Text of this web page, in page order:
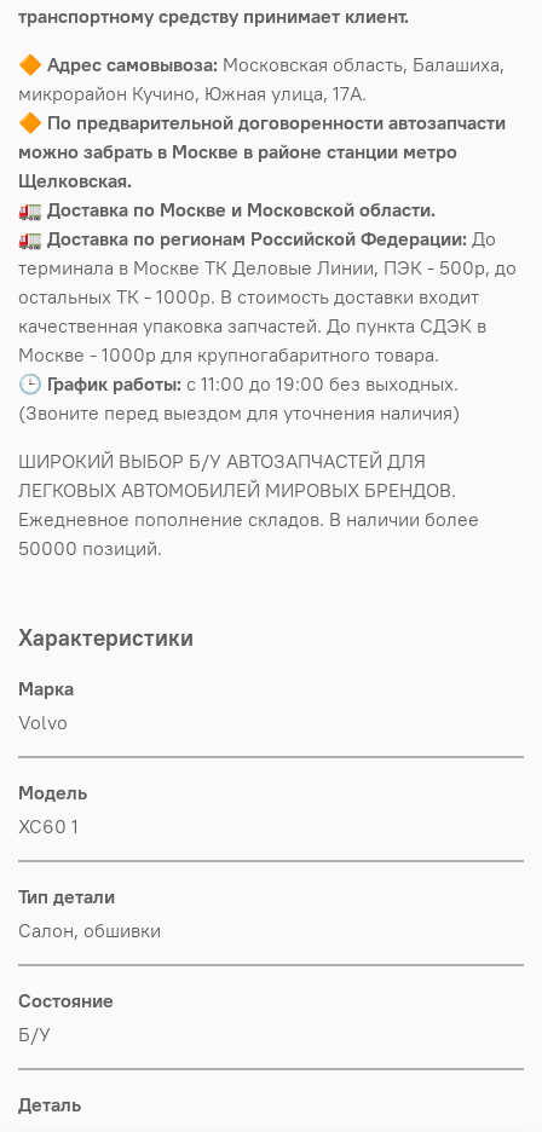
транспортному средству принимает клиент.
🔶 Адрес самовывоза: Московская область, Балашиха,
микрорайон Кучино, Южная улица, 17А.
🔶 По предварительной договоренности автозапчасти
можно забрать в Москве в районе станции метро
Щелковская.
🚛 Доставка по Москве и Московской области.
🚛 Доставка по регионам Российской Федерации: До
терминала в Москве ТК Деловые Линии, ПЭК - 500р, до
остальных ТК - 1000р. В стоимость доставки входит
качественная упаковка запчастей. До пункта СДЭК в
Москве - 1000р для крупногабаритного товара.
🕒 График работы: с 11:00 до 19:00 без выходных.
(Звоните перед выездом для уточнения наличия)
ШИРОКИЙ ВЫБОР Б/У АВТОЗАПЧАСТЕЙ ДЛЯ
ЛЕГКОВЫХ АВТОМОБИЛЕЙ МИРОВЫХ БРЕНДОВ.
Ежедневное пополнение складов. В наличии более
50000 позиций.
Характеристики
Марка
Volvo
Модель
XC60 1
Тип детали
Салон, обшивки
Состояние
Б/У
Деталь